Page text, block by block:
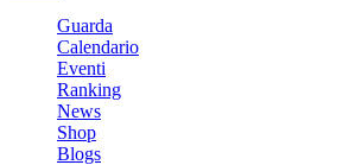
Guarda
Calendario
Eventi
Ranking
News
Shop
Blogs